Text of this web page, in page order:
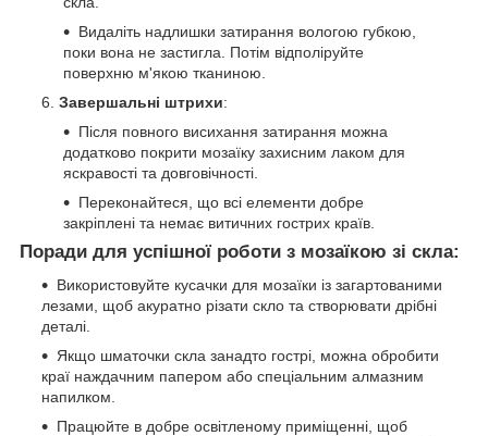
Видаліть надлишки затирання вологою губкою,
поки вона не застигла. Потім відполіруйте
поверхню м'якою тканиною.
Завершальні штрихи:
Після повного висихання затирання можна
додатково покрити мозаїку захисним лаком для
яскравості та довговічності.
Переконайтеся, що всі елементи добре
закріплені та немає витичних гострих країв.
Поради для успішної роботи з мозаїкою зі скла:
Використовуйте кусачки для мозаїки із загартованими
лезами, щоб акуратно різати скло та створювати дрібні
деталі.
Якщо шматочки скла занадто гострі, можна обробити
краї наждачним папером або спеціальним алмазним
напилком.
Працюйте в добре освітленому приміщенні, щоб